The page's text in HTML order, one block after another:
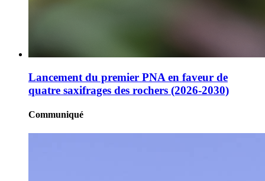
Lancement du premier PNA en faveur de
quatre saxifrages des rochers (2026-2030)
Communiqué